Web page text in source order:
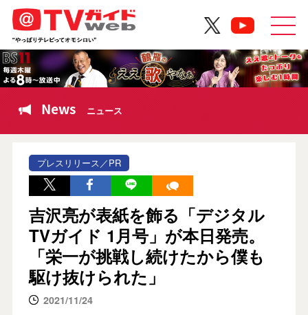
News ニュース
プレスリリース／PR
吉沢亮が表紙を飾る「デジタル
TVガイド 1月号」が本日発売。
「栄一が挑戦し続けたから僕も
駆け抜けられた」
2021/11/24